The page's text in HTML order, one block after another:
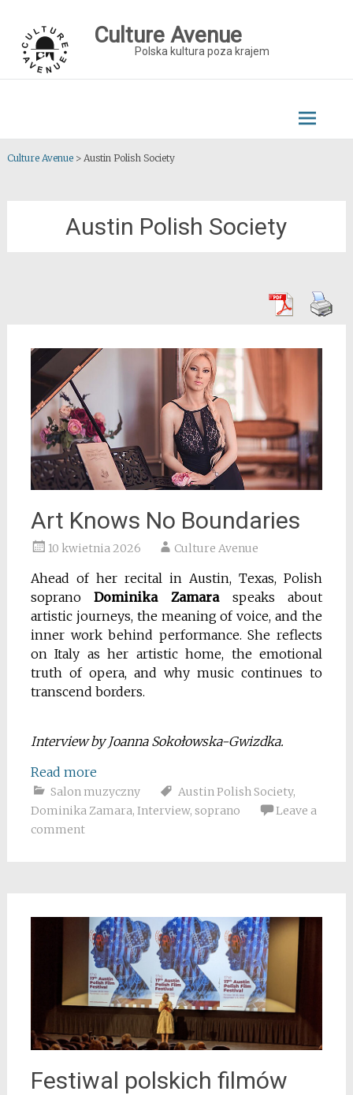
content
Culture Avenue
Polska kultura poza krajem
Culture Avenue> Austin Polish Society
Austin Polish Society
Art Knows No Boundaries
10 kwietnia 2026 Culture Avenue
Ahead of her recital in Austin, Texas, Polish
sopranoDominika Zamaraspeaks about
artistic journeys, the meaning of voice, and the
inner work behind performance. She reflects
on Italy as her artistic home, the emotional
truth of opera, and why music continues to
transcend borders.
Interview by Joanna Sokołowska-Gwizdka.
Read more
Salon muzyczny Austin Polish Society,
Dominika Zamara, Interview, soprano
Leave a
comment
Festiwal polskich filmów